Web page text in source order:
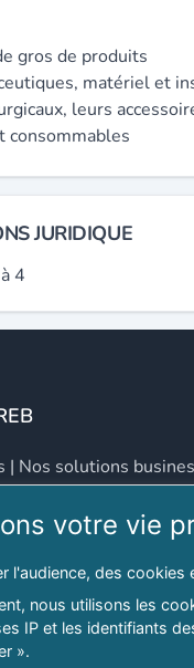
gros de produits
matériel et
leurs
consommables
JURIDIQUE
4
| Nos solutions
SIDI YAHIA
votre vie
l'audience, des
nous utilisons les
IP et les identifiants
».